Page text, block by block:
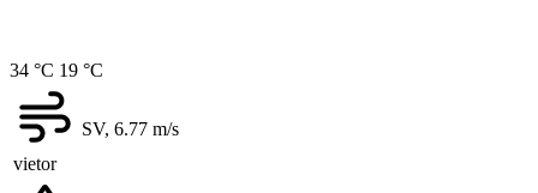
34 °C 19 °C
vietor
SV, 6.77 m/s